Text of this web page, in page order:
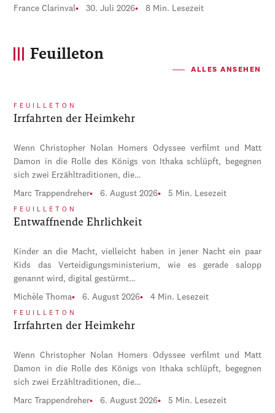
France Clarinval 30. Juli 2026 8 Min. Lesezeit
Feuilleton
ALLES ANSEHEN
FEUILLETON
Irrfahrten der Heimkehr
Wenn Christopher Nolan Homers Odyssee verfilmt und Matt
Damon in die Rolle des Königs von Ithaka schlüpft, begegnen
sich zwei Erzähltraditionen, die…
Marc Trappendreher 6. August 2026 5 Min. Lesezeit
FEUILLETON
Entwaffnende Ehrlichkeit
Kinder an die Macht, vielleicht haben in jener Nacht ein paar
Kids das Verteidigungsministerium, wie es gerade salopp
genannt wird, digital gestürmt…
Michèle Thoma 6. August 2026 4 Min. Lesezeit
FEUILLETON
Irrfahrten der Heimkehr
Wenn Christopher Nolan Homers Odyssee verfilmt und Matt
Damon in die Rolle des Königs von Ithaka schlüpft, begegnen
sich zwei Erzähltraditionen, die…
Marc Trappendreher 6. August 2026 5 Min. Lesezeit